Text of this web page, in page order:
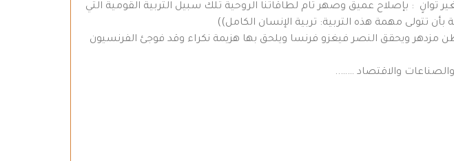
توانٍ : بإصلاح عميق وصهر تام لطاقاتنا الروحية تلك سبيل التربية القومية التي
تتولى مهمة هذه التربية: تربية الإنسان الكامل))
ويحقق النصر فيغزو فرنسا ويلحق بها هزيمة نكراء وقد فوجئ الفرنسيون
والصناعات والاقتصاد ……..